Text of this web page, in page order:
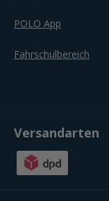
POLO App
Fahrschulbereich
Versandarten